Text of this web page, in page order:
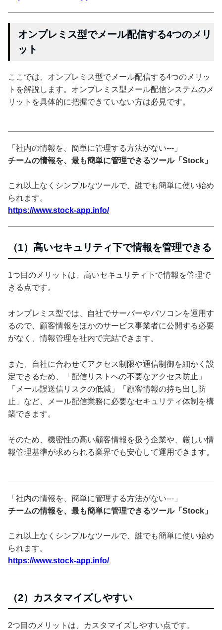
オンプレミス型でメール配信する4つのメリ
ット
ここでは、オンプレミス型でメール配信する4つのメリッ
トを解説します。オンプレミス型メール配信システムのメ
リットを具体的に把握できていない方は必見です。
「社内の情報を、簡単に管理する方法がない---」
チームの情報を、最も簡単に管理できるツール「Stock」
これ以上なくシンプルなツールで、誰でも簡単に使い始め
られます。
https://www.stock-app.info/
（1）高いセキュリティ下で情報を管理できる
1つ目のメリットは、高いセキュリティ下で情報を管理で
きる点です。
オンプレミス型では、自社でサーバーやパソコンを運用す
るので、顧客情報をほかのサービス事業者に公開する必要
がなく、情報管理を社内で完結できます。
また、自社に合わせてアクセス制限や通信制御を細かく設
定できるため、「配信リストへの不要なアクセス防止」
「メール誤送信リスクの低減」「顧客情報の持ち出し防
止」など、メール配信業務に必要なセキュリティ体制を構
築できます。
そのため、機密性の高い顧客情報を扱う企業や、厳しい情
報管理基準が求められる業界でも安心して運用できます。
「社内の情報を、簡単に管理する方法がない---」
チームの情報を、最も簡単に管理できるツール「Stock」
これ以上なくシンプルなツールで、誰でも簡単に使い始め
られます。
https://www.stock-app.info/
（2）カスタマイズしやすい
2つ目のメリットは、カスタマイズしやすい点です。